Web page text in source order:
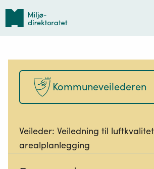
Tilbake
forsiden
Kommuneveilederen
Veileder: Veiledning til
arealplanlegging